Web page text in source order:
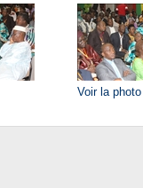
Voir la photo